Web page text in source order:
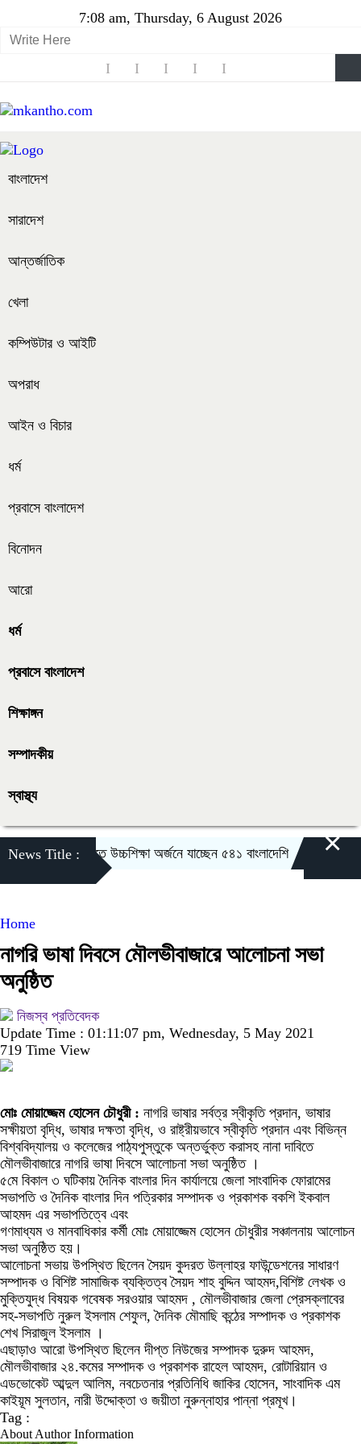
7:08 am, Thursday, 6 August 2026
বাংলাদেশ
সারাদেশ
আন্তর্জাতিক
খেলা
কম্পিউটার ও আইটি
অপরাধ
আইন ও বিচার
ধর্ম
প্রবাসে বাংলাদেশ
বিনোদন
আরো
ধর্ম
প্রবাসে বাংলাদেশ
শিক্ষাঙ্গন
সম্পাদকীয়
স্বাস্থ্য
News Title :
সরকারের বৃত্তিতে উচ্চশিক্ষা অর্জনে যাচ্ছেন ৫৪১ বাংলাদেশি কুলাউড়ায় চুরির
×
Home
নাগরি ভাষা দিবসে মৌলভীবাজারে আলোচনা সভা
অনুষ্ঠিত
নিজস্ব প্রতিবেদক
Update Time : 01:11:07 pm, Wednesday, 5 May 2021
719 Time View
মোঃ মোয়াজ্জেম হোসেন চৌধুরী : নাগরি ভাষার সর্বত্র স্বীকৃতি প্রদান, ভাষার
সক্ষীয়তা বৃদ্ধি, ভাষার দক্ষতা বৃদ্ধি, ও রাষ্ট্রীয়ভাবে স্বীকৃতি প্রদান এবং বিভিন্ন
বিশ্ববিদ্যালয় ও কলেজের পাঠ্যপুস্তুকে অন্তর্ভুক্ত করাসহ নানা দাবিতে
মৌলভীবাজারে নাগরি ভাষা দিবসে আলোচনা সভা অনুষ্ঠিত ।
৫মে বিকাল ৩ ঘটিকায় দৈনিক বাংলার দিন কার্যালয়ে জেলা সাংবাদিক ফোরামের
সভাপতি ও দৈনিক বাংলার দিন পত্রিকার সম্পাদক ও প্রকাশক বকশি ইকবাল
আহমদ এর সভাপতিত্বে এবং
গণমাধ্যম ও মানবাধিকার কর্মী মোঃ মোয়াজ্জেম হোসেন চৌধুরীর সঞ্চালনায় আলোচন
সভা অনুষ্ঠিত হয়।
আলোচনা সভায় উপস্থিত ছিলেন সৈয়দ কুদরত উল্লাহর ফাউন্ডেশনের সাধারণ
সম্পাদক ও বিশিষ্ট সামাজিক ব্যক্তিত্ব সৈয়দ শাহ বুদ্দিন আহমদ,বিশিষ্ট লেখক ও
মুক্তিযুদ্ধ বিষয়ক গবেষক সরওয়ার আহমদ , মৌলভীবাজার জেলা প্রেসক্লাবের
সহ-সভাপতি নুরুল ইসলাম শেফুল, দৈনিক মৌমাছি কন্ঠের সম্পাদক ও প্রকাশক
শেখ সিরাজুল ইসলাম ।
এছাড়াও আরো উপস্থিত ছিলেন দীপ্ত নিউজের সম্পাদক দুরুদ আহমদ,
মৌলভীবাজার ২৪.কমের সম্পাদক ও প্রকাশক রাহেল আহমদ, রোটারিয়ান ও
এডভোকেট আব্দুল আলিম, নবচেতনার প্রতিনিধি জাকির হোসেন, সাংবাদিক এম
কাইয়ূম সুলতান, নারী উদ্দোক্তা ও জয়ীতা নুরুন্নাহার পান্না প্রমূখ।
Tag :
About Author Information